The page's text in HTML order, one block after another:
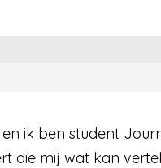
ik ben student
die mij wat kan